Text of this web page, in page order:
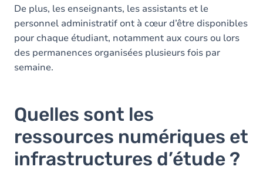
De plus, les enseignants, les assistants et le
personnel administratif ont à cœur d’être disponibles
pour chaque étudiant, notamment aux cours ou lors
des permanences organisées plusieurs fois par
semaine.
Quelles sont les
ressources numériques et
infrastructures d’étude ?